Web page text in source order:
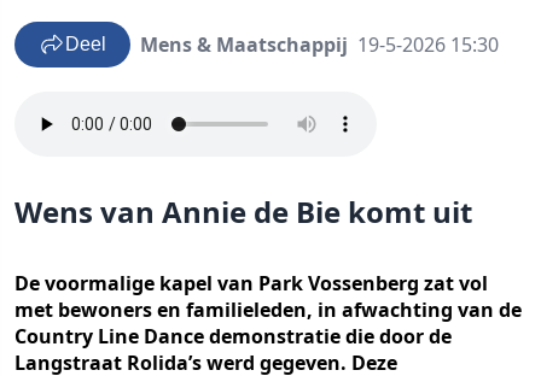
Deel Mens & Maatschappij 19-5-2026 15:30
Wens van Annie de Bie komt uit
De voormalige kapel van Park Vossenberg zat vol
met bewoners en familieleden, in afwachting van de
Country Line Dance demonstratie die door de
Langstraat Rolida’s werd gegeven. Deze